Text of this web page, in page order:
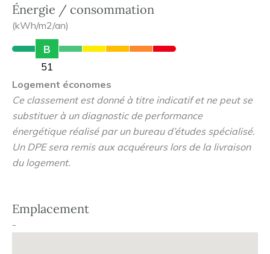
avec aquabike, une salle de cyclométrie et des espaces
d’éducation thérapeutique. Elle est implantée au sein d’un
vaste parc arboré de 22 000 m², propices aux balades et
à la relaxation.
Nom du gestionnaire:LNA Santé
Énergie / consommation
(kWh/m2/an)
B
51
Logement économes
Ce classement est donné à titre indicatif et ne peut se
substituer à un diagnostic de performance
énergétique réalisé par un bureau d’études spécialisé.
Un DPE sera remis aux acquéreurs lors de la livraison
du logement.
Emplacement
-